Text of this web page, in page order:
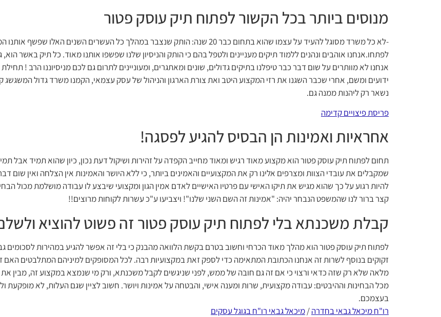
מנוסים ביותר בכל הקשור לפתוח תיק עוסק פטור
-לא כל משרד מסוגל להעיד על עצמו שהוא בתחום כבר 20 שנה: הותק שנצבר במהלך כל העשרים
לפתחו.אנחנו אוהבים ונהנים ללמוד תיקים מעניינים ולטפל בהם כי הותק והניסיון שלנו שפשפו אותנו מאוד. כל תיק באשר
אנחנו לא מוותרים על שום דבר כבר טיפלנו בתיקים גדולים, שונים ומאתגרים, ומעוניינים לתרום גם לכם מניסיוננו הרב !
נשאר רק ליהנות ממנה גם.
פריסת פיצויים קדימה
אחראיות ואמינות הן הבסיס להגיע לפסגה!
תחום לפתוח תיק עוסק פטור הוא מקצוע מאוד רגיש ומאוד מחייב הקפדה על זהירות ושיקול דעת נכון, כיון שהוא תמיד אבל
שמקבלים את עובדי הצוות ומצרפים אלינו רק את המקצועיים והאמינים ביותר, כי ללא היושר והאמינות אין הצלחה ואין שום
להיות רגוע על כך שהוא מגיש את תיקו האישי עם פרטיו האישיים לאדם אמין הגון ומקצועי שיבצע לו עבודה מושלמת מכול
קצר ברור לנו שהמשפט הנבחר יהיה: "אמינות זה השם השני שלנו"! ויצביעו ע"כ עשרות לקוחות מרוצים!!
קבלת משכנתא בלי לפתוח תיק עוסק פטור זה פשוט להוציא
לפתוח תיק עוסק פטור הוא מהלך מאוד הכרחי וחשוב בטרם בקשת הלוואה מהבנק כי בלי זה אפשר להגיע במהירות לסכומים
זקוקים בנוסף לשרות זה אנחנו הכתובת המתאימה כדי לספק זאת במקצועיות רבה. לכל המסופקים למיניהם המתלבטים האם
מלאה שלא רק שזה כדאי ורצוי כי אם זה גם חובה של ממש, לפני שניגשים לקבל משכנתא, ורק מי שנמצא במקצוע זה, מבין
מכל הבחינות וההיבטים: עבודה מקצועית, שרות ומענה אישי, והבטחה על אמינות ויושר. חשוב לציין שגם העלות, לא מופקעת
בעצמכם.
רו"ח מיכאל גבאי בחדרה/מיכאל גבאי רו"ח בגוגל עסקים